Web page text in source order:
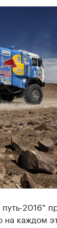
2016"
на каждом